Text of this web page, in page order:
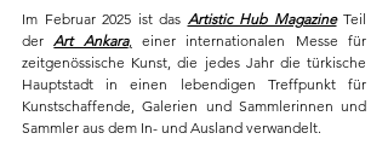
Im Februar 2025 ist das Artistic Hub Magazine Teil
der Art Ankara, einer internationalen Messe für
zeitgenössische Kunst, die jedes Jahr die türkische
Hauptstadt in einen lebendigen Treffpunkt für
Kunstschaffende, Galerien und Sammlerinnen und
Sammler aus dem In- und Ausland verwandelt.